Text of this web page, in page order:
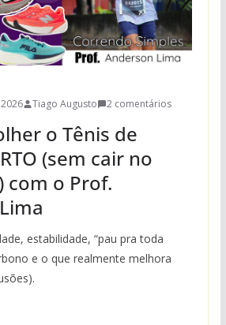
Tiago Augusto 2 comentários
o Tênis de
(sem cair no
com o Prof.
estabilidade, “pau pra toda
e o que realmente melhora